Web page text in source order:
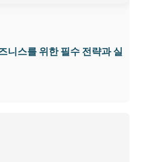
니스를 위한 필수 전략과 실